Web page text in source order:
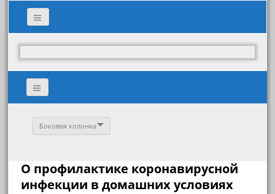
Боковая колонка
О профилактике коронавирусной
инфекции в домашних условиях